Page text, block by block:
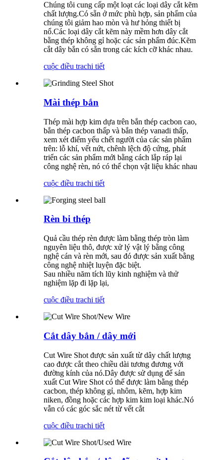
Chúng tôi cung cấp một loạt các loại dây cắt kẽm
chất lượng.Có sẵn ở mức phù hợp, sản phẩm của
chúng tôi giảm hao mòn và hư hỏng thiết bị
nổ.Các loại dây cắt kẽm này mềm hơn dây cắt
bằng thép không gỉ hoặc các sản phẩm đúc.Kẽm
cắt dây bắn có sẵn trong các kích cỡ khác nhau.
cuộc điều trachi tiết
Mài thép bắn
Thép mài hợp kim dựa trên bắn thép cacbon cao,
bắn thép cacbon thấp và bắn thép vanadi thấp,
xem xét điểm yếu chết người của các sản phẩm
trên: lỗ khí, vết nứt, chênh lệch độ cứng, phát
triển các sản phẩm mới bằng cách lắp ráp lại
công nghệ rèn, nó có thể chọn vật liệu khác nhau
cuộc điều trachi tiết
Rèn bi thép
Quả cầu thép rèn được làm bằng thép tròn làm
nguyên liệu thô, được xử lý vật lý bằng công
nghệ cán và rèn mới, sau đó được sản xuất bằng
công nghệ nhiệt luyện đặc biệt.
Sau nhiều năm tích lũy kinh nghiệm và thử
nghiệm lặp đi lặp lại,
cuộc điều trachi tiết
Cắt dây bắn / dây mới
Cut Wire Shot được sản xuất từ ​​dây chất lượng
cao được cắt theo chiều dài tương đương với
đường kính của nó.Dây được sử dụng để sản
xuất Cut Wire Shot có thể được làm bằng thép
cacbon, thép không gỉ, nhôm, kẽm, hợp kim
niken, đồng hoặc các hợp kim kim loại khác.Nó
vẫn có các góc sắc nét từ vết cắt
cuộc điều trachi tiết